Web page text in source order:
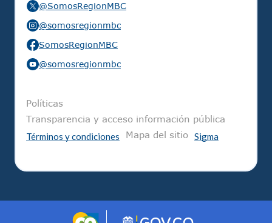
@SomosRegionMBC
@somosregionmbc
SomosRegionMBC
@somosregionmbc
Pie de página
Políticas
Transparencia y acceso información pública
Términos y condiciones
Mapa del sitio Sigma